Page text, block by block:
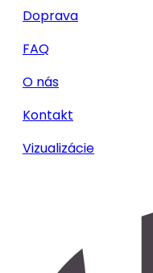
Doprava
FAQ
O nás
Kontakt
Vizualizácie